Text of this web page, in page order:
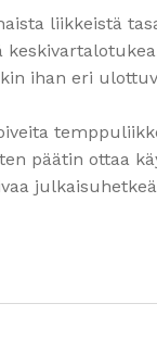
liikkeistä
ihan eri
päätin ottaa